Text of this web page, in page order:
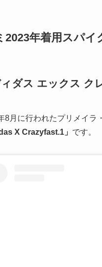
2023年着用スパイ
ダス エックス ク
8月に行われたプリメイラ
X Crazyfast.1」 です。